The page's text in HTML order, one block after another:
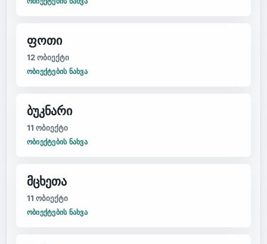
ფოთი
12ობიექტი
ᲝᲑᲘᲔᲥᲢᲔᲑᲘᲡ ᲜᲐᲮᲕᲐ
ბუკნარი
11 ობიექტი
ᲝᲑᲘᲔᲥᲢᲔᲑᲘᲡ ᲜᲐᲮᲕᲐ
მცხეთა
11 ობიექტი
ᲝᲑᲘᲔᲥᲢᲔᲑᲘᲡ ᲜᲐᲮᲕᲐ